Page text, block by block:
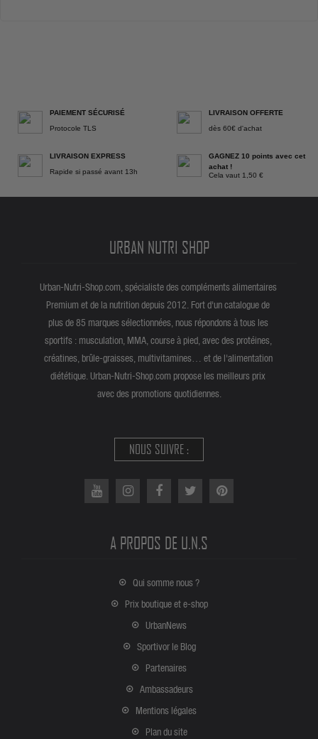
PAIEMENT SÉCURISÉ
Protocole TLS
LIVRAISON OFFERTE
dès 60€ d'achat
LIVRAISON EXPRESS
Rapide si passé avant 13h
GAGNEZ 10 points avec cet
achat !
Cela vaut 1,50 €
URBAN NUTRI SHOP
Urban-Nutri-Shop.com, spécialiste des compléments alimentaires
Premium et de la nutrition depuis 2012. Fort d'un catalogue de
plus de 85 marques sélectionnées, nous répondons à tous les
sportifs : musculation, MMA, course à pied, avec des protéines,
créatines, brûle-graisses, multivitamines… et de l'alimentation
diététique. Urban-Nutri-Shop.com propose les meilleurs prix
avec des promotions quotidiennes.
NOUS SUIVRE :
A PROPOS DE U.N.S
Qui somme nous ?
Prix boutique et e-shop
UrbanNews
Sportivor le Blog
Partenaires
Ambassadeurs
Mentions légales
Plan du site